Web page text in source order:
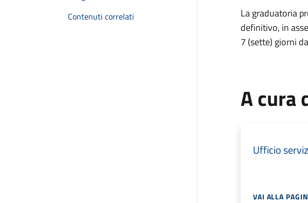
Contenuti correlati
La graduatoria
definitivo, in
7 (sette) giorni
A cura
Ufficio
VAI ALLA